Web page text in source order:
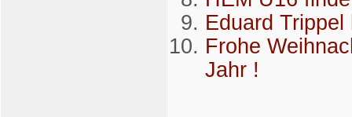
Eduard
Frohe
Jahr !